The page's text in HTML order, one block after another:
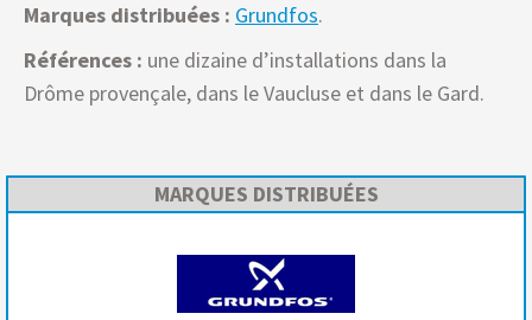
Marques distribuées : Grundfos.
Références : une dizaine d’installations dans la
Drôme provençale, dans le Vaucluse et dans le Gard.
MARQUES DISTRIBUÉES